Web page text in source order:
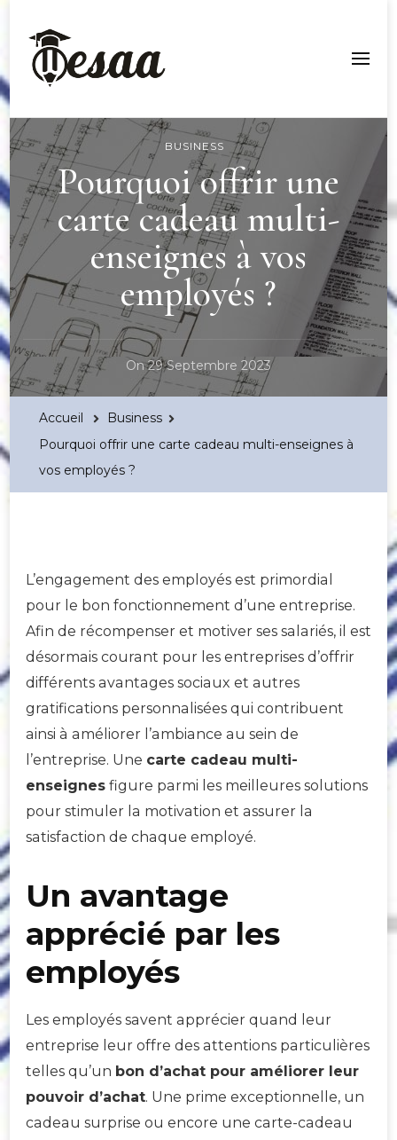
Esaa Aquitaine
BUSINESS
Pourquoi offrir une
carte cadeau multi-
enseignes à vos
employés ?
On29 Septembre 2023
Accueil
Business
Pourquoi offrir une carte cadeau multi-enseignes à
vos employés ?
L’engagement des employés est primordial
pour le bon fonctionnement d’une entreprise.
Afin de récompenser et motiver ses salariés, il est
désormais courant pour les entreprises d’offrir
différents avantages sociaux et autres
gratifications personnalisées qui contribuent
ainsi à améliorer l’ambiance au sein de
l’entreprise. Une carte cadeau multi-
enseignes figure parmi les meilleures solutions
pour stimuler la motivation et assurer la
satisfaction de chaque employé.
Un avantage
apprécié par les
employés
Les employés savent apprécier quand leur
entreprise leur offre des attentions particulières
telles qu’un bon d’achat pour améliorer leur
pouvoir d’achat. Une prime exceptionnelle, un
cadeau surprise ou encore une carte-cadeau